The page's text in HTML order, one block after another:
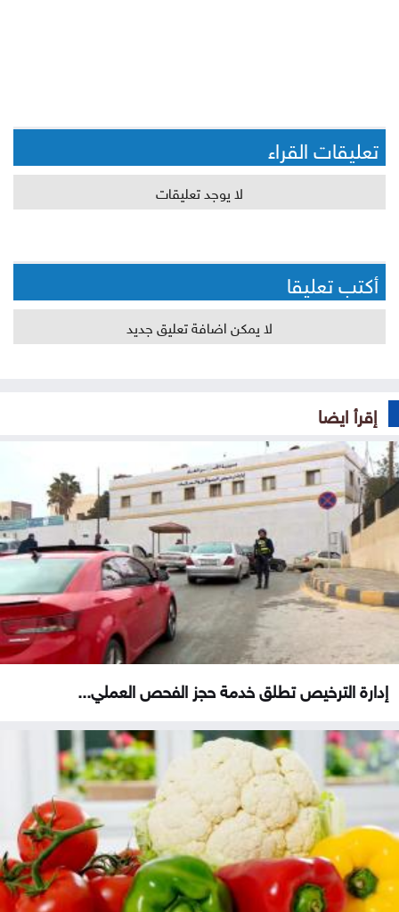
تعليقات القراء
لا يوجد تعليقات
أكتب تعليقا
لا يمكن اضافة تعليق جديد
إقرأ ايضا
إدارة الترخيص تطلق خدمة حجز الفحص العملي...